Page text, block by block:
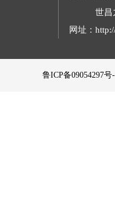
世昌
网址：
鲁ICP备09054297号